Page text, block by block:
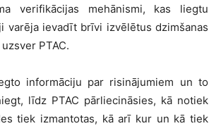
verifikācijas mehānismi, kas liegtu
varēja ievadīt brīvi izvēlētus dzimšanas
PTAC.
informāciju par risinājumiem un to
līdz PTAC pārliecināsies, kā notiek
tiek izmantotas, kā arī kur un kā tiek